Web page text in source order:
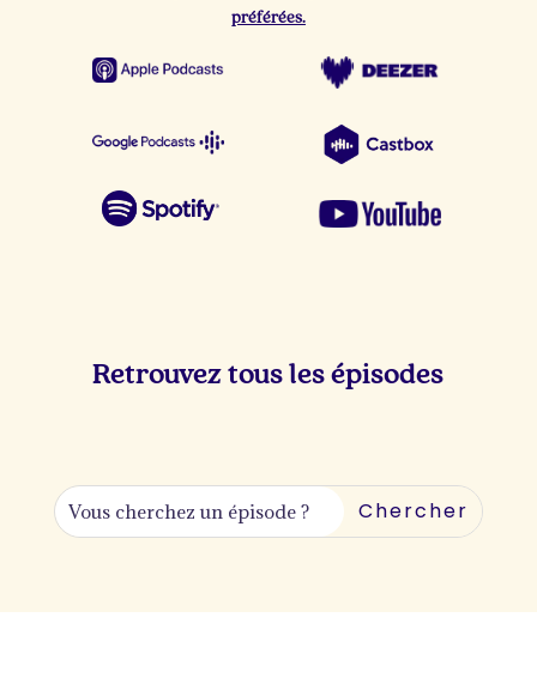
préférées.
Retrouvez tous les épisodes